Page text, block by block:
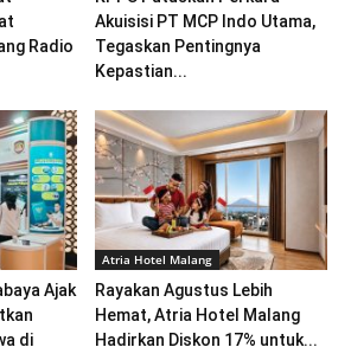
Radio
Akuisisi PT MCP Indo Utama,
Tegaskan Pentingnya
Kepastian...
Ajak
di
Atria Hotel Malang
Rayakan Agustus Lebih
Hemat, Atria Hotel Malang
Hadirkan Diskon 17% untuk...